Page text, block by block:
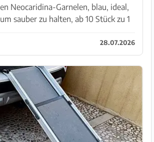
Neocaridina-Garnelen, blau, ideal,
sauber zu halten, ab 10 Stück zu 1
28.07.2026